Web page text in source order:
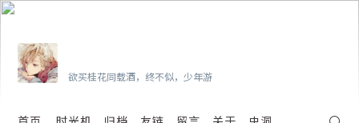
欲买桂花同载酒，终不似，少年游